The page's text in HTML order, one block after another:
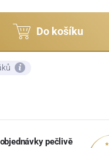
Do košíku
pečlivě